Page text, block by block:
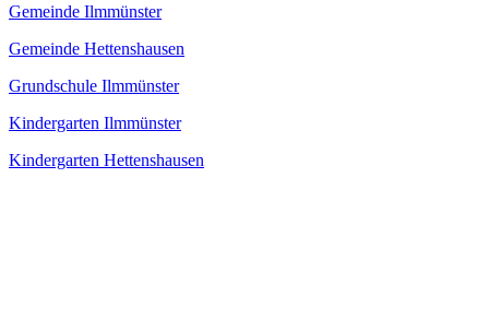
Gemeinde Ilmmünster
Gemeinde Hettenshausen
Grundschule Ilmmünster
Kindergarten Ilmmünster
Kindergarten Hettenshausen